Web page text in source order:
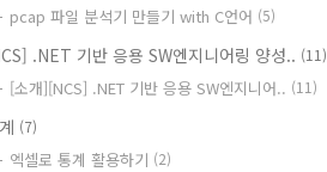
pcap 파일 분석기 만들기 with C언어 (5)
.NET 기반 응용 SW엔지니어링 양성.. (11)
[소개][NCS] .NET 기반 응용 SW엔지니어.. (11)
(7)
엑셀로 통계 활용하기 (2)